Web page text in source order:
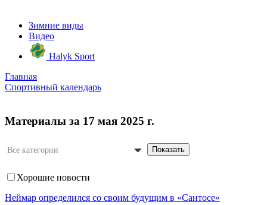
Зимние виды
Видео
Halyk Sport
Главная
Спортивный календарь
Материалы за 17 мая 2025 г.
Все категории Показать
Хорошие новости
Неймар определился со своим будущим в «Сантосе»